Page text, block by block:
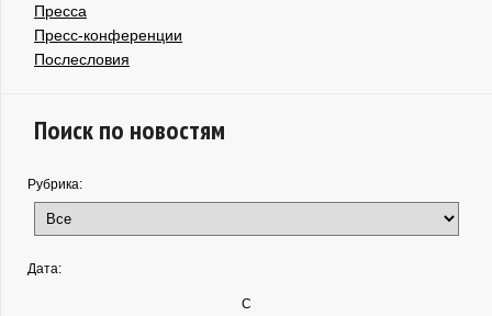
Пресса
Пресс-конференции
Послесловия
Поиск по новостям
Рубрика:
Дата:
С